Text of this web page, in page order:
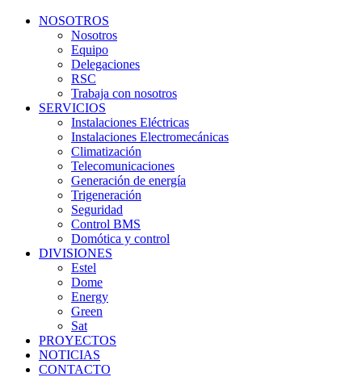
NOSOTROS
Nosotros
Equipo
Delegaciones
RSC
Trabaja con nosotros
SERVICIOS
Instalaciones Eléctricas
Instalaciones Electromecánicas
Climatización
Telecomunicaciones
Generación de energía
Trigeneración
Seguridad
Control BMS
Domótica y control
DIVISIONES
Estel
Dome
Energy
Green
Sat
PROYECTOS
NOTICIAS
CONTACTO